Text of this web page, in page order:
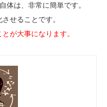
体は、非常に簡単です。
せることです。
が大事になります。